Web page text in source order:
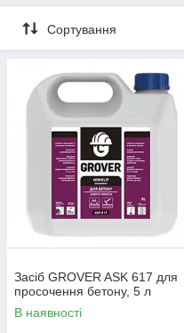
Сортування
Засіб GROVER ASK 617 для
просочення бетону, 5 л
В наявності